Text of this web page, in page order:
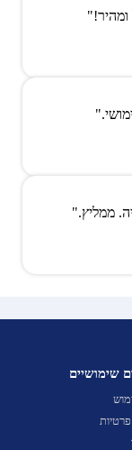
ומהיר!"
ממליץ."
שימושיים
פרטיות